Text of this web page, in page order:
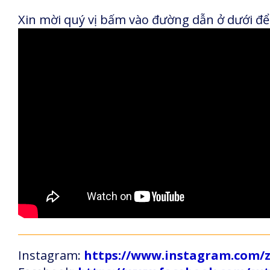
Xin mời quý vị bấm vào đường dẫn ở dưới
Instagram: https://www.instagram.com/